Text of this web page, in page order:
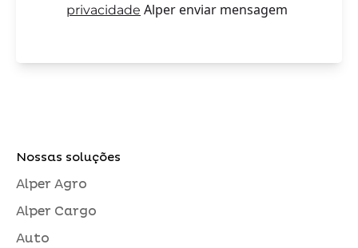
privacidade Alper enviar mensagem
Nossas soluções
Alper Agro
Alper Cargo
Auto